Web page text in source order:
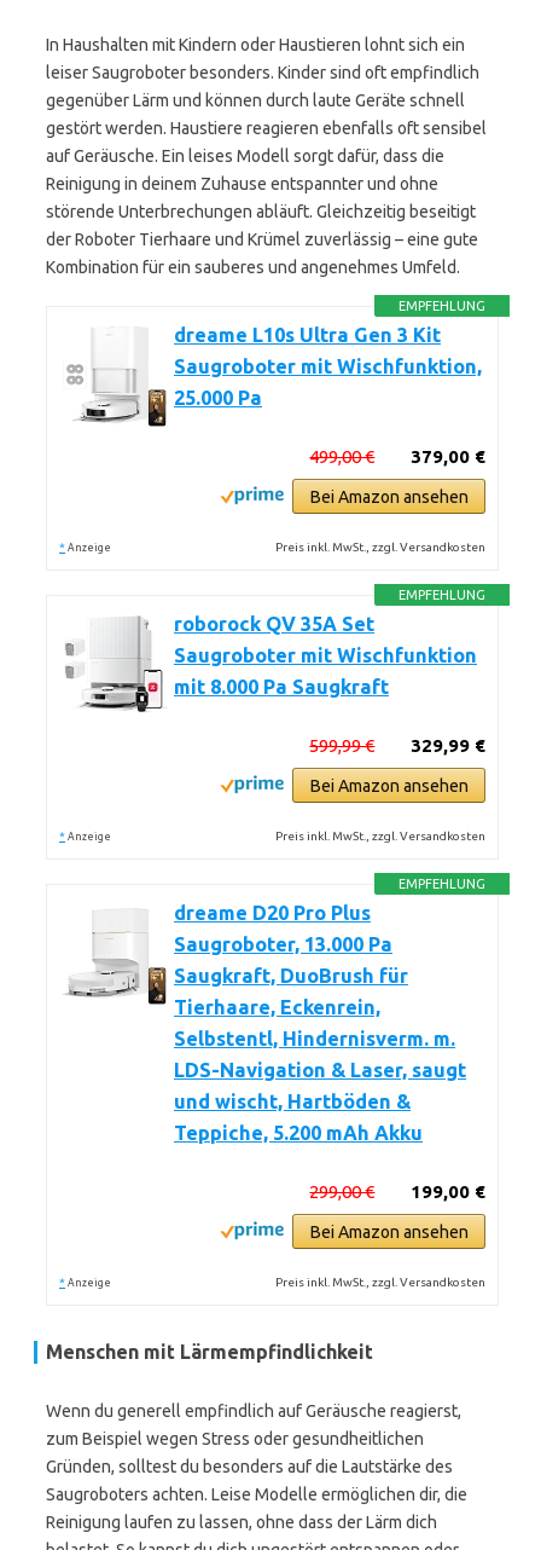
In Haushalten mit Kindern oder Haustieren lohnt sich ein
leiser Saugroboter besonders. Kinder sind oft empfindlich
gegenüber Lärm und können durch laute Geräte schnell
gestört werden. Haustiere reagieren ebenfalls oft sensibel
auf Geräusche. Ein leises Modell sorgt dafür, dass die
Reinigung in deinem Zuhause entspannter und ohne
störende Unterbrechungen abläuft. Gleichzeitig beseitigt
der Roboter Tierhaare und Krümel zuverlässig – eine gute
Kombination für ein sauberes und angenehmes Umfeld.
EMPFEHLUNG
dreame L10s Ultra Gen 3 Kit
Saugroboter mit Wischfunktion,
25.000 Pa
379,00 €
499,00 €
Bei Amazon ansehen
* Anzeige Preis inkl. MwSt., zzgl. Versandkosten
EMPFEHLUNG
roborock QV 35A Set
Saugroboter mit Wischfunktion
mit 8.000 Pa Saugkraft
329,99 €
599,99 €
Bei Amazon ansehen
* Anzeige Preis inkl. MwSt., zzgl. Versandkosten
EMPFEHLUNG
dreame D20 Pro Plus
Saugroboter, 13.000 Pa
Saugkraft, DuoBrush für
Tierhaare, Eckenrein,
Selbstentl, Hindernisverm. m.
LDS-Navigation & Laser, saugt
und wischt, Hartböden &
Teppiche, 5.200 mAh Akku
199,00 €
299,00 €
Bei Amazon ansehen
* Anzeige Preis inkl. MwSt., zzgl. Versandkosten
Menschen mit Lärmempfindlichkeit
Wenn du generell empfindlich auf Geräusche reagierst,
zum Beispiel wegen Stress oder gesundheitlichen
Gründen, solltest du besonders auf die Lautstärke des
Saugroboters achten. Leise Modelle ermöglichen dir, die
Reinigung laufen zu lassen, ohne dass der Lärm dich